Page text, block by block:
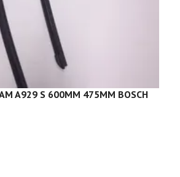
A929 S 600MM 475MM BOSCH